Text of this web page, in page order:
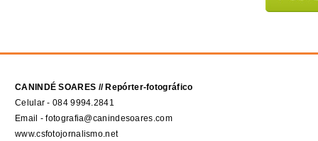
CANINDÉ SOARES // Repórter-fotográfico
Celular - 084 9994.2841
Email - fotografia@canindesoares.com
www.csfotojornalismo.net